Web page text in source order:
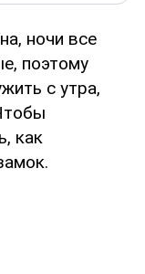
ночи все
поэтому
с утра,
как